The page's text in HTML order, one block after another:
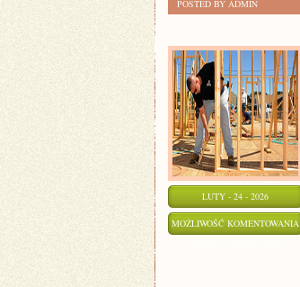
POSTED BY ADMIN
LUTY - 24 - 2026
MOŻLIWOŚĆ KOMENTOWANIA